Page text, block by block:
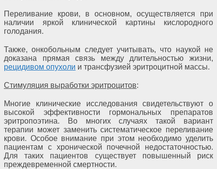
Переливание крови, в основном, осуществляется при
наличии яркой клинической картины кислородного
голодания.
Также, онкобольным следует учитывать, что наукой не
доказана прямая связь между длительностью жизни,
рецидивом опухоли и трансфузией эритроцитной массы.
Стимуляция выработки эритроцитов:
Многие клинические исследования свидетельствуют о
высокой эффективности гормональных препаратов
эритропоэтина. Во многих случаях такой вариант
терапии может заменить систематическое переливание
крови. Особое внимание при этом необходимо уделить
пациентам с хронической почечной недостаточностью.
Для таких пациентов существует повышенный риск
преждевременной смертности.